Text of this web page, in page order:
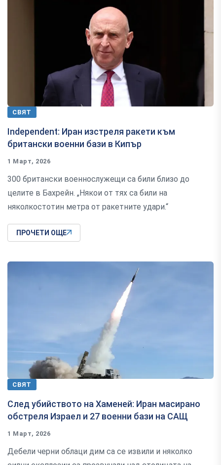
СВЯТ
Independent: Иран изстреля ракети към
британски военни бази в Кипър
1 Март, 2026
300 британски военнослужещи са били близо до
целите в Бахрейн. „Някои от тях са били на
няколкостотин метра от ракетните удари.“
ПРОЧЕТИ ОЩЕ
СВЯТ
След убийството на Хаменей: Иран масирано
обстреля Израел и 27 военни бази на САЩ
1 Март, 2026
Дебели черни облаци дим са се извили и няколко